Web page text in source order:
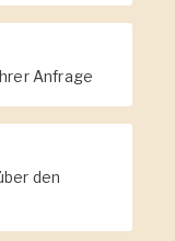
Anfrage
den